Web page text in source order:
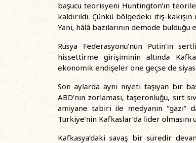
başucu teorisyeni Huntington’ın
kaldırıldı. Çünkü bölgedeki itiş-
Yani, hâlâ bazılarının demode
Rusya Federasyonu’nun Putin’in
hissettirme girişiminin altında
ekonomik endişeler öne geçse de
Son aylarda aynı niyeti taşıyan bir
ABD’nin zorlaması, taşeronluğu, sırt
amiyane tabiri ile medyanın
Türkiye’nin Kafkaslar’da lider olmasını
Kafkasya’daki savaş bir süredir